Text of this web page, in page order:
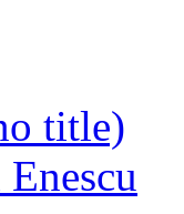
title)